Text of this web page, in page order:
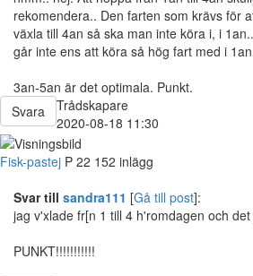
rekomendera.. Den farten som krävs för
växla till 4an så ska man inte köra i, i
går inte ens att köra så hög fart med i
3an-5an är det optimala. Punkt.
Svara
Trådskapare
2020-08-18 11:30
Fisk-pastej P 22 152 inlägg
Svar till sandra111 [Gå till post]:
jag v'xlade fr[n 1 till 4 h'romdagen och
PUNKT!!!!!!!!!!!